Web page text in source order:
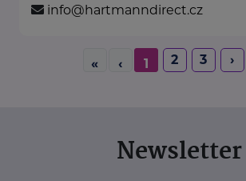
info@hartmanndirect.cz
« ‹ 1 2 3 ›
Newsletter